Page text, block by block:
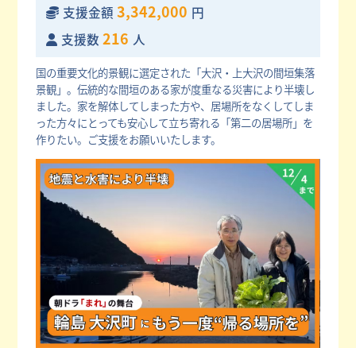
支援金額 3,342,000 円
支援数 216 人
国の重要文化的景観に選定された「大沢・上大沢の間垣集落
景観」。伝統的な間垣のある家が度重なる災害により半壊し
ました。家を解体してしまった方や、居場所をなくしてしま
った方々にとっても安心して立ち寄れる「第二の居場所」を
作りたい。ご支援をお願いいたします。